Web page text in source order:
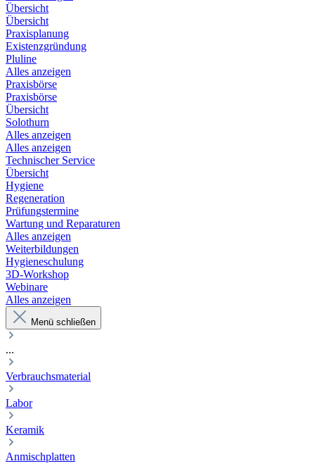
Übersicht
Übersicht
Praxisplanung
Existenzgründung
Pluline
Alles anzeigen
Praxisbörse
Praxisbörse
Übersicht
Solothurn
Alles anzeigen
Alles anzeigen
Technischer Service
Übersicht
Hygiene
Regeneration
Prüfungstermine
Wartung und Reparaturen
Alles anzeigen
Weiterbildungen
Hygieneschulung
3D-Workshop
Webinare
Alles anzeigen
Menü schließen
...
Verbrauchsmaterial
Labor
Keramik
Anmischplatten